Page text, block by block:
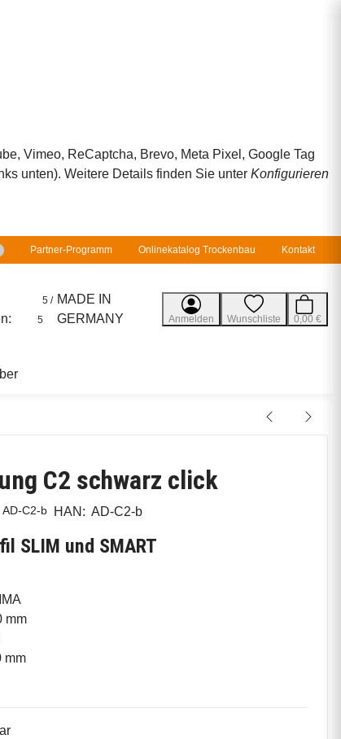
Vimeo, ReCaptcha, Brevo, Meta Pixel, Google Tag
unten). Weitere Details finden Sie unter Konfigurieren
Partner-Programm Onlinekatalog Trockenbau Kontakt
5 /
5
MADE IN
GERMANY
Anmelden Wunschliste 0,00 €
C2 schwarz click
AD-C2-b HAN: AD-C2-b
SLIM und SMART
mm
mm